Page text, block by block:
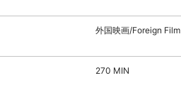
外国映画/Foreign Film
270 MIN